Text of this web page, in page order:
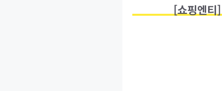
[쇼핑엔티